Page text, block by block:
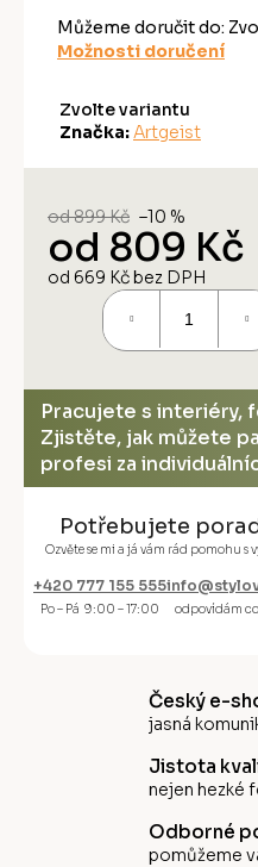
Můžeme doručit do:
Možnosti doručení
Zvolte variantu
Značka: Artgeist
od 899 Kč –10 %
od 809 Kč
od 669 Kčbez DPH
Pracujete s interiéry,
Zjistěte, jak můžete
profesi za
Potřebujete
Ozvěte se mi a já vám rád pomohu s
+420 777 155 555
Po – Pá 9:00 – 17:00 odpovídám
Český e-
jasná
Jistota
nejen hezké
Odborné
pomůžeme